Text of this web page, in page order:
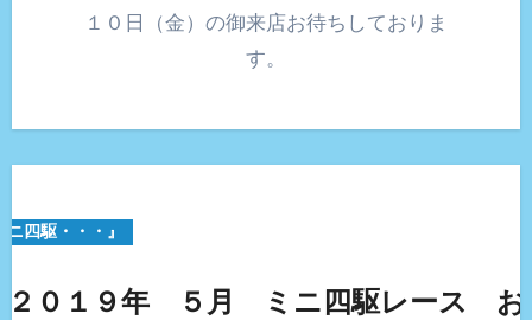
１０日（金）の御来店お待ちしておりま
す。
ニ四駆・・・』
２０１９年 ５月 ミニ四駆レース お